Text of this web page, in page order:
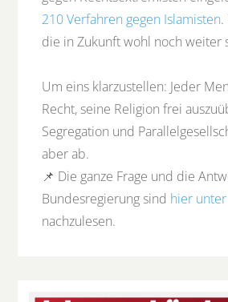
210 Verfahren gegen Islamisten.
die in Zukunft wohl noch weiter
Um eins klarzustellen: Jeder
Recht, seine Religion frei
Segregation und
aber ab.
📌 Die ganze Frage und die
Bundesregierung sind hier
nachzulesen.